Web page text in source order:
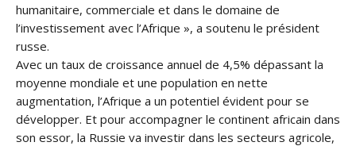
humanitaire, commerciale et dans le domaine de
l’investissement avec l’Afrique », a soutenu le président
russe.
Avec un taux de croissance annuel de 4,5% dépassant la
moyenne mondiale et une population en nette
augmentation, l’Afrique a un potentiel évident pour se
développer. Et pour accompagner le continent africain dans
son essor, la Russie va investir dans les secteurs agricole,